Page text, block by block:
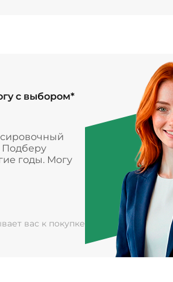
с выбором*
Подберу
годы. Могу
вас к покупке